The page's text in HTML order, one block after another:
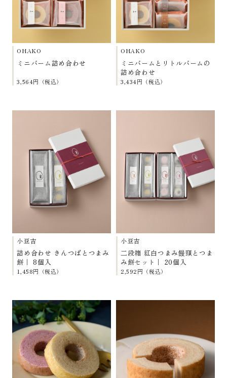
OHAKO
ミニバーム詰め合わせ
3,564円（税込）
OHAKO
ミニバームとリトルバームの
詰め合わせ
3,434円（税込）
小豆吉
詰め合わせ きんつばとつまみ
餅｜ 8個入
1,458円（税込）
小豆吉
二段箱 紅白つまみ饅頭とつま
み餅セット｜ 20個入
2,592円（税込）